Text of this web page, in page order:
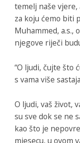
temelj naše vjere,
za koju ćemo biti
Muhammed, a.s.,
njegove riječi
“O ljudi, čujte što
s vama više
O ljudi, vaš život,
su sve dok se ne
kao što je
mjesecu, u ovom